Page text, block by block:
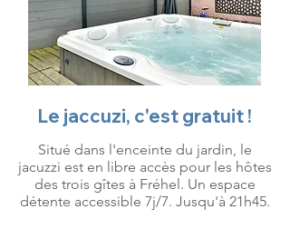
Le jaccuzi, c'est gratuit !
Situé dans l'enceinte du jardin, le
jacuzzi est en libre accès pour les hôtes
des trois gîtes à Fréhel. Un espace
détente accessible 7j/7. Jusqu'à 21h45.